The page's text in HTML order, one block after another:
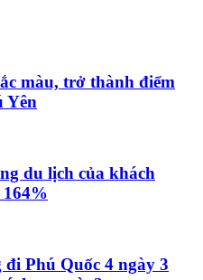
màu, trở thành điểm
Yên
du lịch của khách
Phú Quốc 4 ngày 3